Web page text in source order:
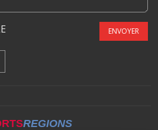
ENVOYER
REGIONS